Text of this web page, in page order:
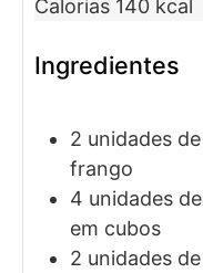
Calorias 140 kcal
Ingredientes
2 unidades de
frango
4 unidades de
em cubos
2 unidades de